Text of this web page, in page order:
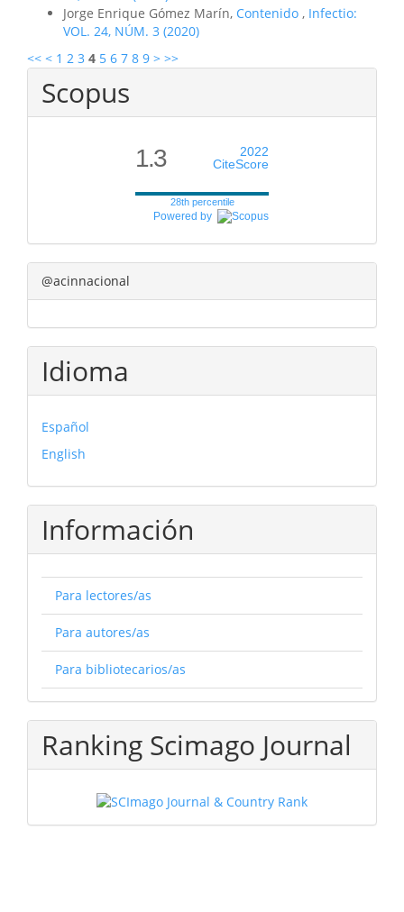
Jorge Enrique Gómez Marín, Contenido , Infectio:
VOL. 24, NÚM. 3 (2020)
<< < 1 2 3 4 5 6 7 8 9 > >>
Scopus
1.3
2022
CiteScore
28th percentile
Powered by
@acinnacional
Idioma
Español
English
Información
Para lectores/as
Para autores/as
Para bibliotecarios/as
Ranking Scimago Journal